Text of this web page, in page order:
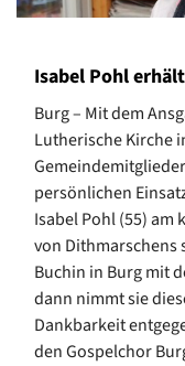
Isabel Pohl
Burg – Mit dem
Lutherische Kirche
persönlichen
Isabel Pohl (55) am
von
Buchin in Burg mit
dann nimmt sie
Dankbarkeit
den Gospelchor